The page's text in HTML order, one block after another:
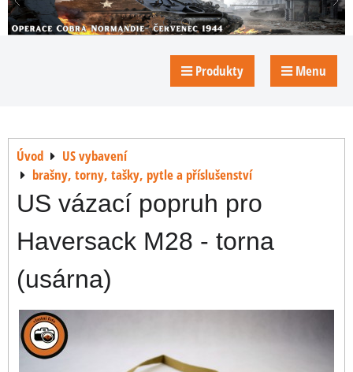
Produkty Menu
Úvod
US vybavení
brašny, torny, tašky, pytle a příslušenství
US vázací popruh pro
Haversack M28 - torna
(usárna)